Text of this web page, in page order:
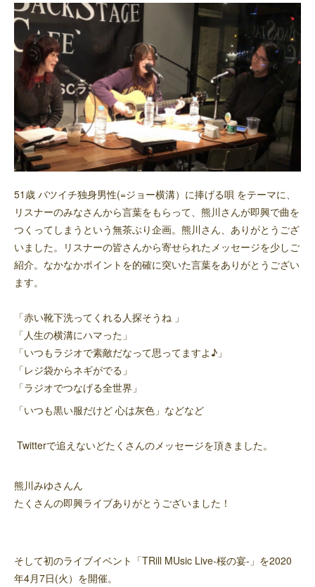
51歳 バツイチ独身男性(=ジョー横溝）に捧げる唄 をテーマに、
リスナーのみなさんから言葉をもらって、熊川さんが即興で曲を
つくってしまうという無茶ぶり企画。熊川さん、ありがとうござ
いました。リスナーの皆さんから寄せられたメッセージを少しご
紹介。なかなかポイントを的確に突いた言葉をありがとうござい
ます。
「赤い靴下洗ってくれる人探そうね 」
「人生の横溝にハマった」
「いつもラジオで素敵だなって思ってますよ♪」
「レジ袋からネギがでる」
「ラジオでつなげる全世界」
「いつも黒い服だけど 心は灰色」などなど
Twitterで追えないどたくさんのメッセージを頂きました。
熊川みゆさんん
たくさんの即興ライブありがとうございました！
そして初のライブイベント「TRill MUsic Live-桜の宴-」を2020
年4月7日(火）を開催。